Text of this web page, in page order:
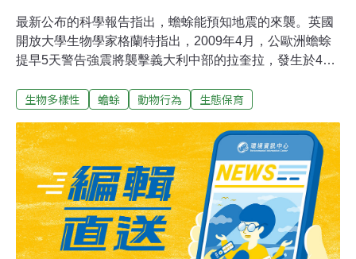
最新公布的科學報告指出，蟾蜍能預知地震的來襲。英國
開放大學生物學家格蘭特指出，2009年4月，公歐洲蟾蜍
提早5天警告強震將襲擊義大利中部的拉奎拉，發生於4月
學家首度研究證實，在地震發生前10天，格蘭特在拉奎拉
指出，在3月28日，出現超過90隻求偶的公蟾蜍，到了4月
1日，也就是強震發生前5天，96％的公蟾蜍逃逸無蹤。她
說，4月9日數十隻蟾蜍返回繁殖區，不過數量比前幾年少
了50％至80％，在這小顛峰後，數量一度下跌，並在4月
15日，也就是規模4.5的最後強烈餘震過後2天，數量才明
顯成長。此外，在強震前3天，交配的蟾蜍數量掛零，而
且從4月6日至最後的強烈餘震為止，沒有發現新蛙卵。為
生物多樣性 蟾蜍 動物行為 生態保育